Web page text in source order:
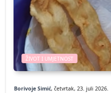
ŽIVOT I UMJETNOST
Borivoje Simić, četvrtak, 23. juli 2026.